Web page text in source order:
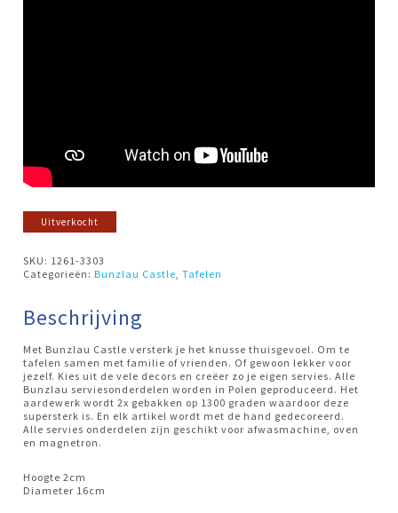
Uitverkocht
SKU: 1261-3303
Categorieën:Bunzlau Castle ,Tafelen
Beschrijving
Met Bunzlau Castle versterk je het knusse thuisgevoel. Om te
tafelen samen met familie of vrienden. Of gewoon lekker voor
jezelf. Kies uit de vele decors en creëer zo je eigen servies. Alle
Bunzlau serviesonderdelen worden in Polen geproduceerd. Het
aardewerk wordt 2x gebakken op 1300 graden waardoor deze
supersterk is. En elk artikel wordt met de hand gedecoreerd.
Alle servies onderdelen zijn geschikt voor afwasmachine, oven
en magnetron.
Hoogte 2cm
Diameter 16cm